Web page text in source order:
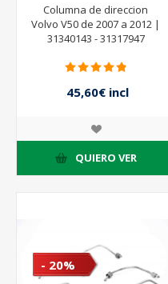
Columna de direccion
Volvo V50 de 2007 a 2012 |
31340143 - 31317947
45,60€ incl
impuestos
QUIERO VER
- 20%